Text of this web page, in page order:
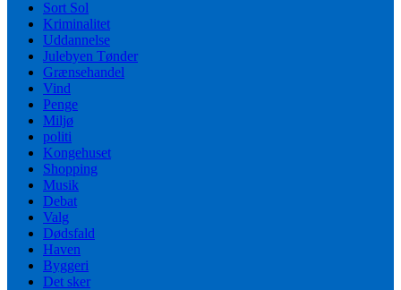
Sort Sol
Kriminalitet
Uddannelse
Julebyen Tønder
Grænsehandel
Vind
Penge
Miljø
politi
Kongehuset
Shopping
Musik
Debat
Valg
Dødsfald
Haven
Byggeri
Det sker